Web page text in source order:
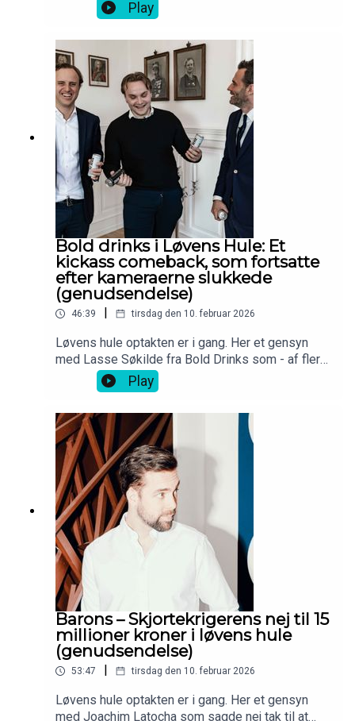
Play
Bold drinks i Løvens Hule: Et
kickass comeback, som fortsatte
efter kameraerne slukkede
(genudsendelse)
46:39 | tirsdag den 10. februar 2026
Løvens hule optakten er i gang. Her et gensyn
med Lasse Søkilde fra Bold Drinks som - af flere
omgang - ikke tog et nej for et nej.
Play
Barons – Skjortekrigerens nej til 15
millioner kroner i løvens hule
(genudsendelse)
53:47 | tirsdag den 10. februar 2026
Løvens hule optakten er i gang. Her et gensyn
med Joachim Latocha som sagde nej tak til at